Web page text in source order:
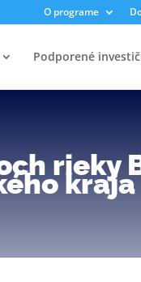
O programe
Podporené
rieky
kraja